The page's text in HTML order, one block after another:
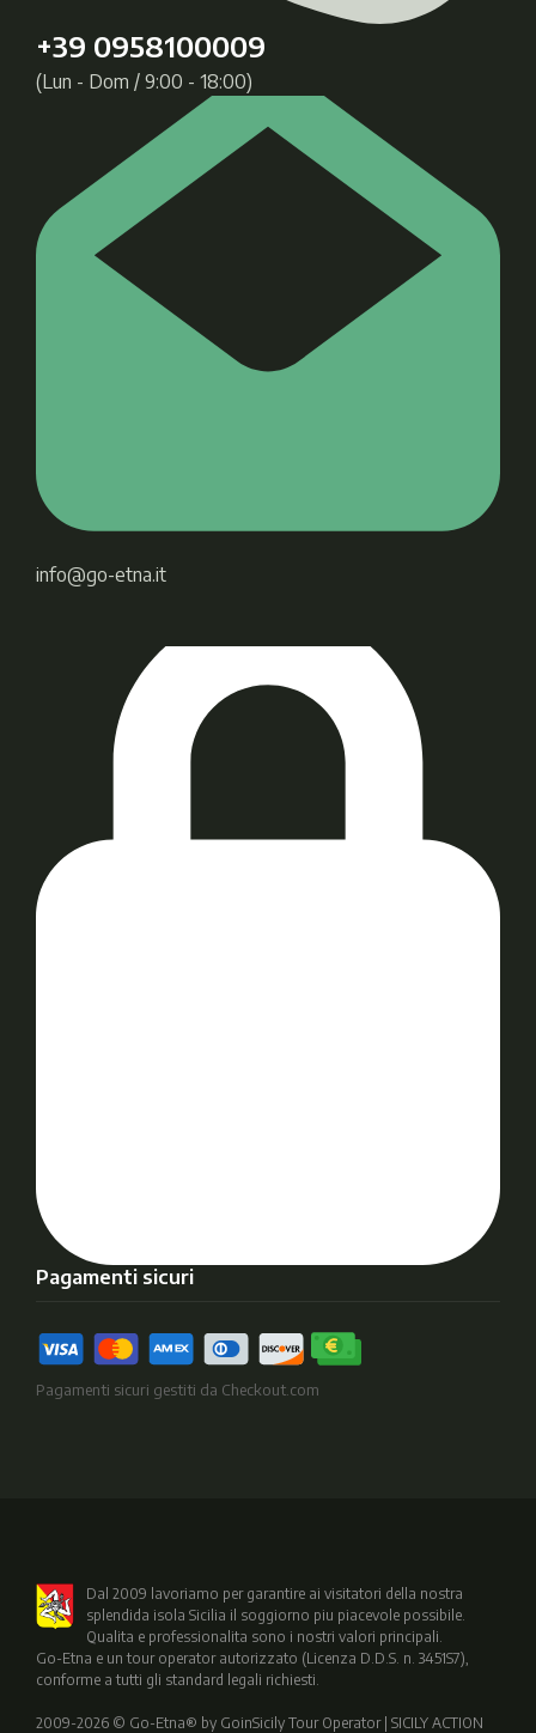
+39 0958100009
(Lun - Dom / 9:00 - 18:00)
info@go-etna.it
Pagamenti sicuri
Pagamenti sicuri gestiti da Checkout.com
Dal 2009 lavoriamo per garantire ai visitatori della nostra
splendida isola Sicilia il soggiorno piu piacevole possibile.
Qualita e professionalita sono i nostri valori principali.
Go-Etna e un tour operator autorizzato (Licenza D.D.S. n. 3451S7),
conforme a tutti gli standard legali richiesti.
2009-2026 © Go-Etna® by GoinSicily Tour Operator | SICILY ACTION